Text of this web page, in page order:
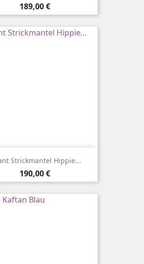
Preis
189,00 €
Strickmantel Hippie...
Preis
190,00 €